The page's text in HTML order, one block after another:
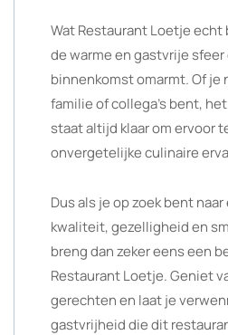
Wat Restaurant Loetje echt
de warme en gastvrije
binnenkomst omarmt. Of je
familie of collega’s bent,
staat altijd klaar om ervoor
onvergetelijke culinaire
Dus als je op zoek bent
kwaliteit, gezelligheid en
breng dan zeker eens een
Restaurant Loetje. Geniet
gerechten en laat je
gastvrijheid die dit